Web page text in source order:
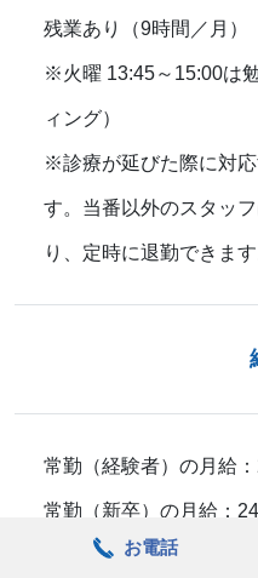
残業あり（9時間／月）
※火曜 13:45～15:00は
ィング）
※診療が延びた際に対
す。当番以外のスタッ
り、定時に退勤できます
常勤（経験者）の月給
常勤（新卒）の月給：
※経験者の方は相談に応
お電話